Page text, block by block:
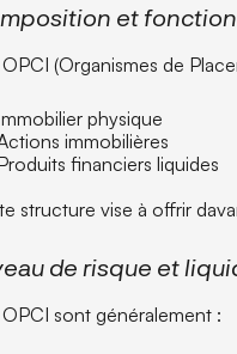
et
(Organismes de
physique
immobilières
financiers liquides
structure vise à offrir
de risque et
sont généralement :